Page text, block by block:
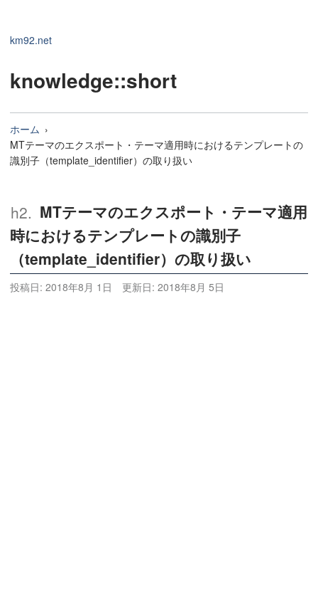
km92.net
knowledge::short
ホーム
MTテーマのエクスポート・テーマ適用時におけるテンプレートの
識別子（template_identifier）の取り扱い
MTテーマのエクスポート・テーマ適用
時におけるテンプレートの識別子
（template_identifier）の取り扱い
投稿日: 2018年8月 1日 更新日: 2018年8月 5日